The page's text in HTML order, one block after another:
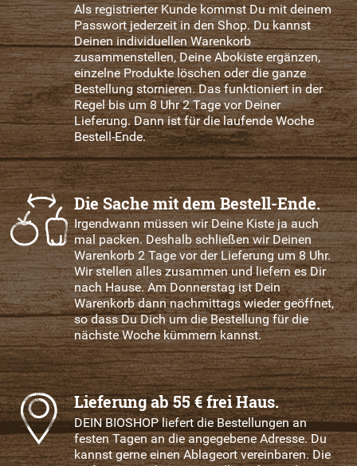
Als registrierter Kunde kommst Du mit deinem
Passwort jederzeit in den Shop. Du kannst
Deinen individuellen Warenkorb
zusammenstellen, Deine Abokiste ergänzen,
einzelne Produkte löschen oder die ganze
Bestellung stornieren. Das funktioniert in der
Regel bis um 8 Uhr 2 Tage vor Deiner
Lieferung. Dann ist für die laufende Woche
Bestell-Ende.
Die Sache mit dem Bestell-Ende.
Irgendwann müssen wir Deine Kiste ja auch
mal packen. Deshalb schließen wir Deinen
Warenkorb 2 Tage vor der Lieferung um 8 Uhr.
Wir stellen alles zusammen und liefern es Dir
nach Hause. Am Donnerstag ist Dein
Warenkorb dann nachmittags wieder geöffnet,
so dass Du Dich um die Bestellung für die
nächste Woche kümmern kannst.
Lieferung ab 55 € frei Haus.
DEIN BIOSHOP liefert die Bestellungen an
festen Tagen an die angegebene Adresse. Du
kannst gerne einen Ablageort vereinbaren. Die